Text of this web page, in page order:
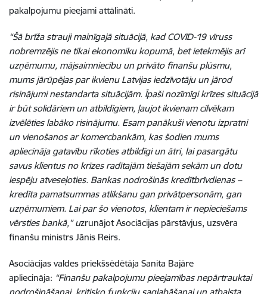
pakalpojumu pieejami attālināti.
“Šā brīža strauji mainīgajā situācijā, kad COVID-19 vīruss
nobremzējis ne tikai ekonomiku kopumā, bet ietekmējis arī
uzņēmumu, mājsaimniecību un privāto finanšu plūsmu,
mums jārūpējas par ikvienu Latvijas iedzīvotāju un jārod
risinājumi nestandarta situācijām. Īpaši nozīmīgi krīzes situācijā
ir būt solidāriem un atbildīgiem, ļaujot ikvienam cilvēkam
izvēlēties labāko risinājumu. Esam panākuši vienotu izpratni
un vienošanos ar komercbankām, kas šodien mums
apliecināja gatavību rīkoties atbildīgi un ātri, lai pasargātu
savus klientus no krīzes radītajām tiešajām sekām un dotu
iespēju atveseļoties. Bankas nodrošinās kredītbrīvdienas –
kredīta pamatsummas atlikšanu gan privātpersonām, gan
uzņēmumiem. Lai par šo vienotos, klientam ir nepieciešams
vērsties bankā,” uzrunājot Asociācijas pārstāvjus, uzsvēra
finanšu ministrs Jānis Reirs.
Asociācijas valdes priekšsēdētāja Sanita Bajāre
apliecināja: “Finanšu pakalpojumu pieejamības nepārtrauktai